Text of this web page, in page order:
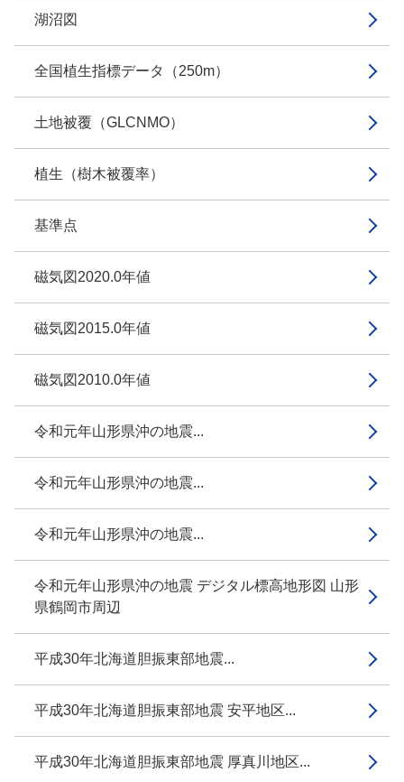
湖沼図
全国植生指標データ（250m）
土地被覆（GLCNMO）
植生（樹木被覆率）
基準点
磁気図2020.0年値
磁気図2015.0年値
磁気図2010.0年値
令和元年山形県沖の地震...
令和元年山形県沖の地震...
令和元年山形県沖の地震...
令和元年山形県沖の地震 デジタル標高地形図 山形
県鶴岡市周辺
平成30年北海道胆振東部地震...
平成30年北海道胆振東部地震 安平地区...
平成30年北海道胆振東部地震 厚真川地区...